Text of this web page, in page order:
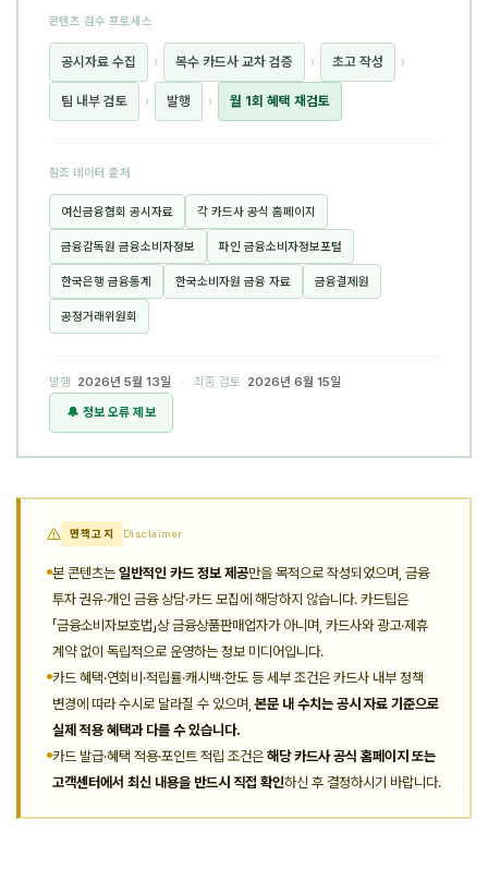
콘텐츠 검수 프로세스
공시자료 수집 › 복수 카드사 교차 검증 › 초고 작성 ›
팀 내부 검토 › 발행 › 월 1회 혜택 재검토
참조 데이터 출처
여신금융협회 공시자료 각 카드사 공식 홈페이지
금융감독원 금융소비자정보 파인 금융소비자정보포털
한국은행 금융통계 한국소비자원 금융 자료 금융결제원
공정거래위원회
발행 2026년 5월 13일 · 최종 검토
2026년 6월 15일
🔔 정보 오류 제보
면책고지 Disclaimer
본 콘텐츠는 일반적인 카드 정보 제공만을 목적으로 작성되었으며, 금융
투자 권유·개인 금융 상담·카드 모집에 해당하지 않습니다. 카드팁은
「금융소비자보호법」상 금융상품판매업자가 아니며, 카드사와 광고·제휴
계약 없이 독립적으로 운영하는 정보 미디어입니다.
카드 혜택·연회비·적립률·캐시백·한도 등 세부 조건은 카드사 내부 정책
변경에 따라 수시로 달라질 수 있으며,본문 내 수치는 공시 자료 기준으로
실제 적용 혜택과 다를 수 있습니다.
카드 발급·혜택 적용·포인트 적립 조건은 해당 카드사 공식 홈페이지 또는
고객센터에서 최신 내용을 반드시 직접 확인하신 후 결정하시기 바랍니다.